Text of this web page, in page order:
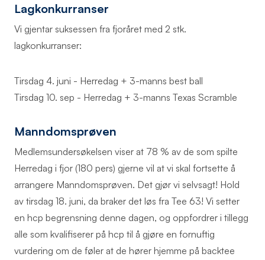
Lagkonkurranser
Vi gjentar suksessen fra fjoråret med 2 stk.
lagkonkurranser:
Tirsdag 4. juni - Herredag + 3-manns best ball
Tirsdag 10. sep - Herredag + 3-manns Texas Scramble
Manndomsprøven
Medlemsundersøkelsen viser at 78 % av de som spilte
Herredag i fjor (180 pers) gjerne vil at vi skal fortsette å
arrangere Manndomsprøven. Det gjør vi selvsagt! Hold
av tirsdag 18. juni, da braker det løs fra Tee 63! Vi setter
en hcp begrensning denne dagen, og oppfordrer i tillegg
alle som kvalifiserer på hcp til å gjøre en fornuftig
vurdering om de føler at de hører hjemme på backtee